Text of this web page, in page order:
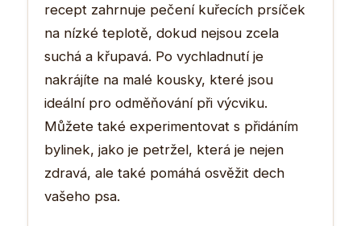
recept zahrnuje pečení kuřecích prsíček
na nízké teplotě, dokud nejsou zcela
suchá a křupavá. Po vychladnutí je
nakrájíte na malé kousky, které jsou
ideální pro odměňování při výcviku.
Můžete také experimentovat s přidáním
bylinek, jako je petržel, která je nejen
zdravá, ale také pomáhá osvěžit dech
vašeho psa.